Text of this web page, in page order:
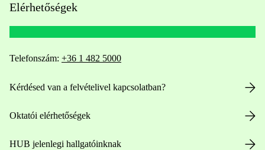
Elérhetőségek
Telefonszám: +36 1 482 5000
Kérdésed van a felvételivel kapcsolatban?
Oktatói elérhetőségek
HUB jelenlegi hallgatóinknak